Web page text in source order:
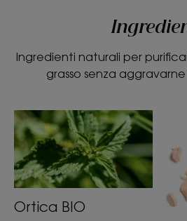
Ingredienti naturali per
grasso senza
Ortica BIO